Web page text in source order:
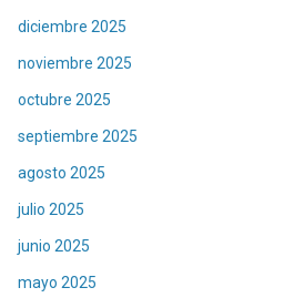
diciembre 2025
noviembre 2025
octubre 2025
septiembre 2025
agosto 2025
julio 2025
junio 2025
mayo 2025